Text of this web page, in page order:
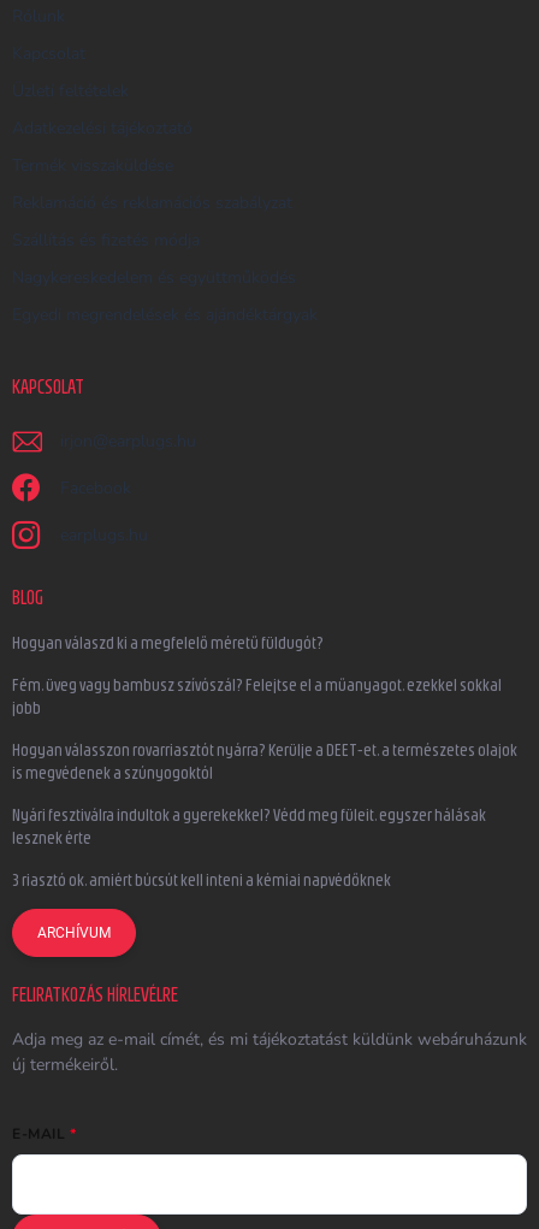
Rólunk
Kapcsolat
Üzleti feltételek
Adatkezelési tájékoztató
Termék visszaküldése
Reklamáció és reklamációs szabályzat
Szállítás és fizetés módja
Nagykereskedelem és együttműködés
Egyedi megrendelések és ajándéktárgyak
KAPCSOLAT
irjon @ earplugs.hu
Facebook
earplugs.hu
BLOG
Hogyan válaszd ki a megfelelő méretű füldugót?
Fém, üveg vagy bambusz szívószál? Felejtse el a műanyagot, ezekkel sokkal
jobb
Hogyan válasszon rovarriasztót nyárra? Kerülje a DEET-et, a természetes olajok
is megvédenek a szúnyogoktól
Nyári fesztiválra indultok a gyerekekkel? Védd meg füleit, egyszer hálásak
lesznek érte
3 riasztó ok, amiért búcsút kell inteni a kémiai napvédőknek
ARCHÍVUM
FELIRATKOZÁS HÍRLEVÉLRE
Adja meg az e-mail címét, és mi tájékoztatást küldünk webáruházunk
új termékeiről.
E-MAIL